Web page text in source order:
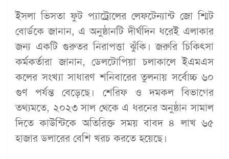
ইসলা ভিসতা ফুট প্যাট্রোলের লেফটেন্যান্ট জো শ্মিট
বোর্ডকে জানান, এ অনুষ্ঠানটি দীর্ঘদিন ধরেই এলাকার
জন্য একটি গুরুতর নিরাপত্তা ঝুঁকি। জরুরি চিকিৎসা
কর্মকর্তারা জানান, ডেলটোপিয়া চলাকালে ইএমএস
কলের সংখ্যা সাধারণ শনিবারের তুলনায় সর্বোচ্চ ৬০
গুণ পর্যন্ত বেড়েছে। শেরিফ ও দমকল বিভাগের
তথ্যমতে, ২০২৩ সাল থেকে এ ধরনের অনুষ্ঠান সামাল
দিতে কাউন্টিকে অতিরিক্ত সময় বাবদ ৪ লাখ ৬৫
হাজার ডলারের বেশি খরচ করতে হয়েছে।